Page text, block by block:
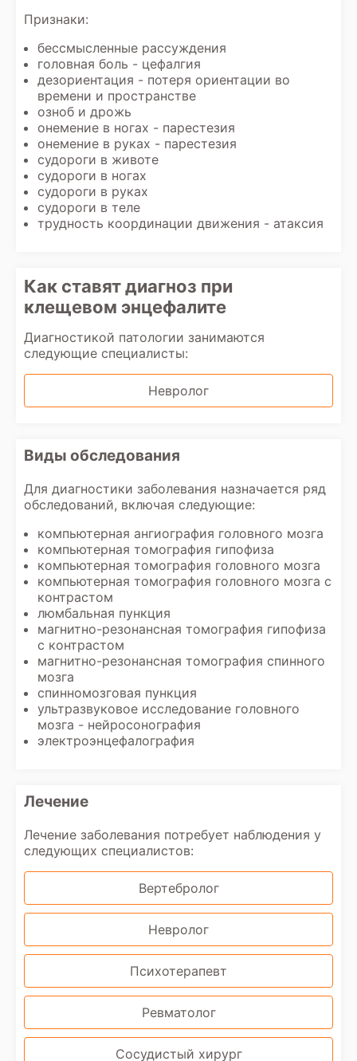
Признаки:
бессмысленные рассуждения
головная боль - цефалгия
дезориентация - потеря ориентации во
времени и пространстве
озноб и дрожь
онемение в ногах - парестезия
онемение в руках - парестезия
судороги в животе
судороги в ногах
судороги в руках
судороги в теле
трудность координации движения - атаксия
Как ставят диагноз при
клещевом энцефалите
Диагностикой патологии занимаются
следующие специалисты:
Невролог
Виды обследования
Для диагностики заболевания назначается ряд
обследований, включая следующие:
компьютерная ангиография головного мозга
компьютерная томография гипофиза
компьютерная томография головного мозга
компьютерная томография головного мозга с
контрастом
люмбальная пункция
магнитно-резонансная томография гипофиза
с контрастом
магнитно-резонансная томография спинного
мозга
спинномозговая пункция
ультразвуковое исследование головного
мозга - нейросонография
электроэнцефалография
Лечение
Лечение заболевания потребует наблюдения у
следующих специалистов:
Вертебролог
Невролог
Психотерапевт
Ревматолог
Сосудистый хирург